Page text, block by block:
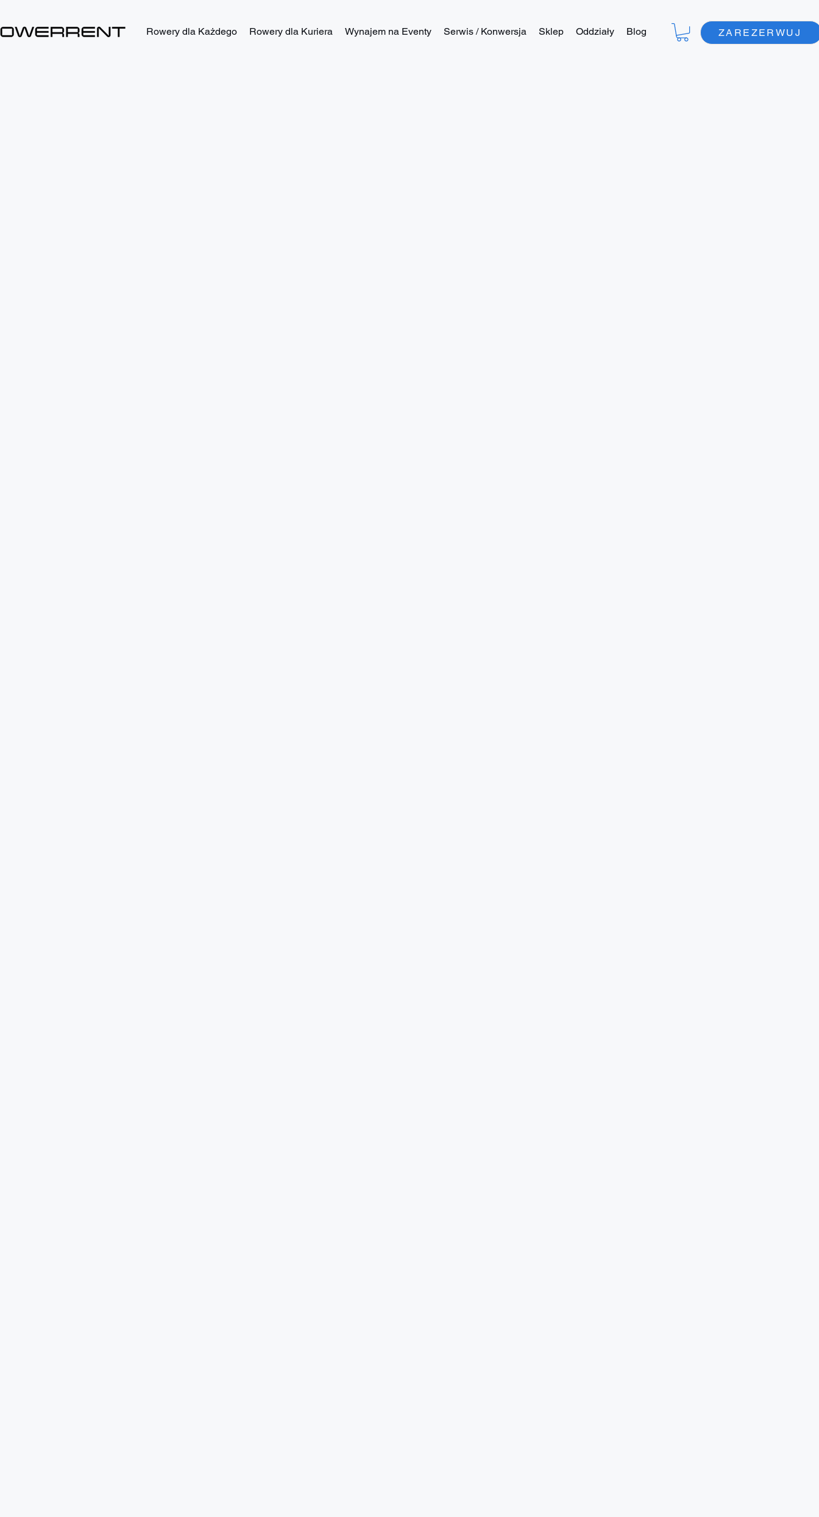
Rowery dla Każdego Rowery dla Kuriera Wynajem na Eventy Serwis / Konwersja Sklep Oddziały Blog ZAREZERWUJ